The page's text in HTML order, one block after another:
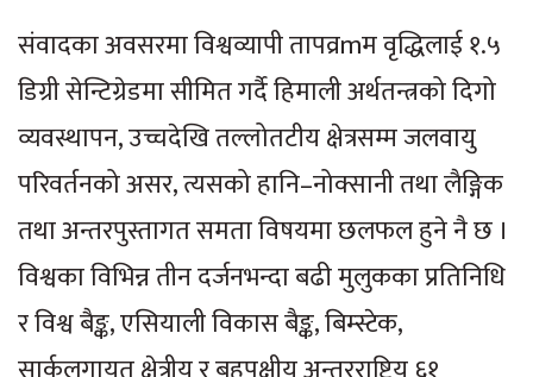
संवादका अवसरमा विश्वव्यापी तापव्रmम वृद्धिलाई १.५
डिग्री सेन्टिग्रेडमा सीमित गर्दै हिमाली अर्थतन्त्रको दिगो
व्यवस्थापन, उच्चदेखि तल्लोतटीय क्षेत्रसम्म जलवायु
परिवर्तनको असर, त्यसको हानि–नोक्सानी तथा लैङ्गिक
तथा अन्तरपुस्तागत समता विषयमा छलफल हुने नै छ ।
विश्वका विभिन्न तीन दर्जनभन्दा बढी मुलुकका प्रतिनिधि
र विश्व बैङ्क, एसियाली विकास बैङ्क, बिम्स्टेक,